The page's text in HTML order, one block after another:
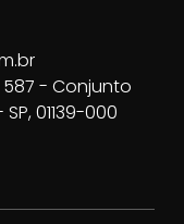
587 - Conjunto
01139-000